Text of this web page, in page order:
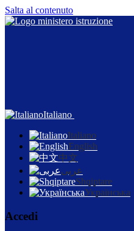
Salta al contenuto
Italiano
Italiano
English
中文
عربى
Shqiptare
Українська
Accedi